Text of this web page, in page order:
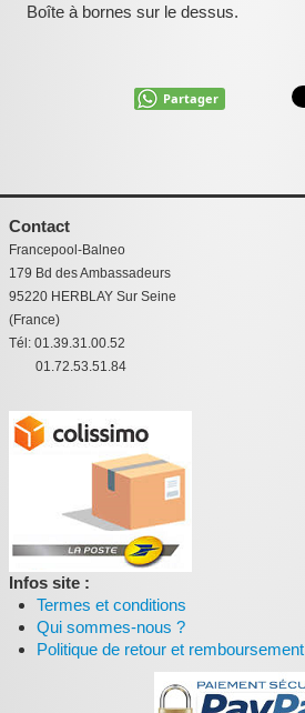
Boîte à bornes sur le dessus.
Partager
Contact
Francepool-Balneo
179 Bd des Ambassadeurs
95220 HERBLAY Sur Seine
(France)
Tél: 01.39.31.00.52
01.72.53.51.84
Infos site :
Termes et conditions
Qui sommes-nous ?
Politique de retour et remboursement